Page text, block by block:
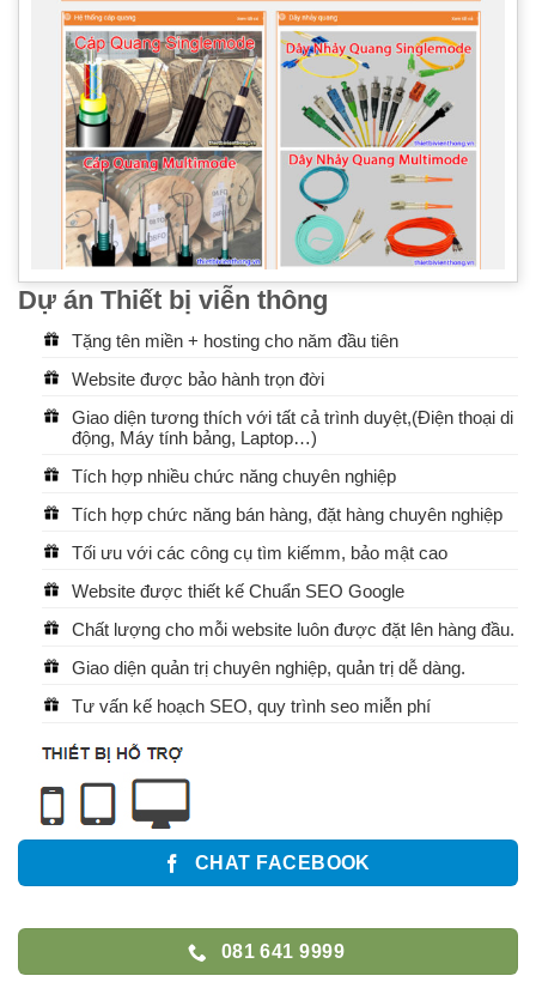
Dự án Thiết bị viễn thông
Tặng tên miền + hosting cho năm đầu tiên
Website được bảo hành trọn đời
Giao diện tương thích với tất cả trình duyệt,(Điện thoại di
động, Máy tính bảng, Laptop…)
Tích hợp nhiều chức năng chuyên nghiệp
Tích hợp chức năng bán hàng, đặt hàng chuyên nghiệp
Tối ưu với các công cụ tìm kiếmm, bảo mật cao
Website được thiết kế Chuẩn SEO Google
Chất lượng cho mỗi website luôn được đặt lên hàng đầu.
Giao diện quản trị chuyên nghiệp, quản trị dễ dàng.
Tư vấn kế hoạch SEO, quy trình seo miễn phí
CHAT FACEBOOK
081 641 9999